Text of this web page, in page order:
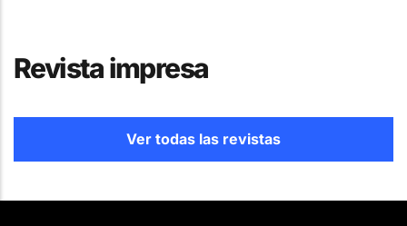
Revista impresa
Ver todas las revistas